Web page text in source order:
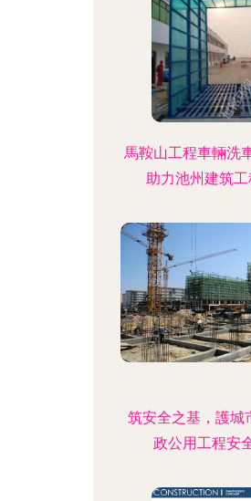
馬鞍山工程車輛洗
助力池州建筑
筑安全之基，護
政公用工程安